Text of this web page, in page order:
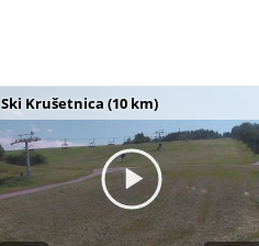
Ski Krušetnica (10 km)